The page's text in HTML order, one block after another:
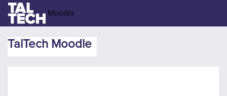
Jäta vahele peasisuni
Moodle
TalTech Moodle